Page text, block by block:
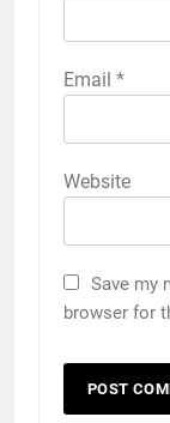
Email *
Website
Save my
browser for